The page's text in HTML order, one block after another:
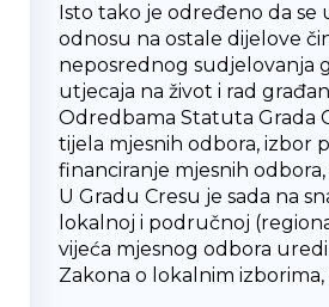
Isto tako je određeno da se
odnosu na ostale dijelove
neposrednog sudjelovanja
utjecaja na život i rad
Odredbama Statuta Grada
tijela mjesnih odbora, izbor
financiranje mjesnih
U Gradu Cresu je sada na
lokalnoj i područnoj
vijeća mjesnog odbora
Zakona o lokalnim